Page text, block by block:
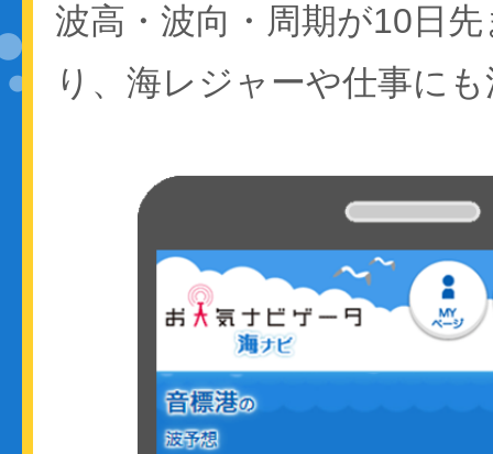
波高・波向・周期が10日
り、海レジャーや仕事に